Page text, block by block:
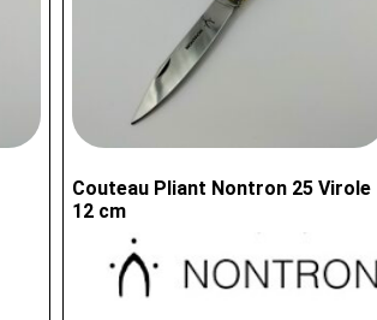
Couteau Pliant Nontron 25 Virole
12 cm